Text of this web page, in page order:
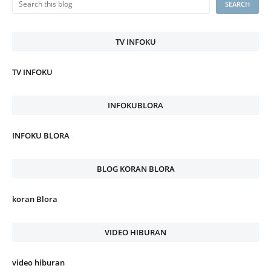
TV INFOKU
TV INFOKU
INFOKUBLORA
INFOKU BLORA
BLOG KORAN BLORA
koran Blora
VIDEO HIBURAN
video hiburan